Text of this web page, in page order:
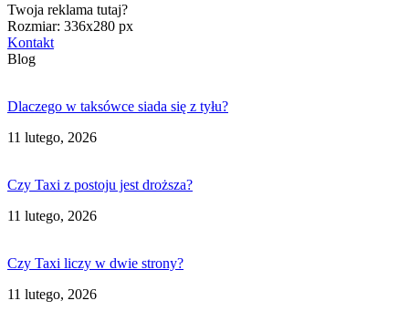
Twoja reklama tutaj?
Rozmiar: 336x280 px
Kontakt
Blog
Dlaczego w taksówce siada się z tyłu?
11 lutego, 2026
Czy Taxi z postoju jest droższa?
11 lutego, 2026
Czy Taxi liczy w dwie strony?
11 lutego, 2026